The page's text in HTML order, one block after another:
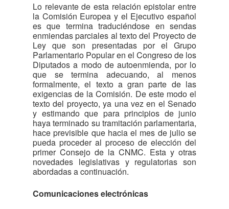
Lo relevante de esta relación epistolar entre
la Comisión Europea y el Ejecutivo español
es que termina traduciéndose en sendas
enmiendas parciales al texto del Proyecto de
Ley que son presentadas por el Grupo
Parlamentario Popular en el Congreso de los
Diputados a modo de autoenmienda, por lo
que se termina adecuando, al menos
formalmente, el texto a gran parte de las
exigencias de la Comisión. De este modo el
texto del proyecto, ya una vez en el Senado
y estimando que para principios de junio
haya terminado su tramitación parlamentaria,
hace previsible que hacia el mes de julio se
pueda proceder al proceso de elección del
primer Consejo de la CNMC. Esta y otras
novedades legislativas y regulatorias son
abordadas a continuación.
Comunicaciones electrónicas